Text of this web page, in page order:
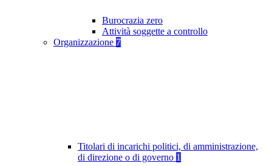
Burocrazia zero
Attività soggette a controllo
Organizzazione 7
Titolari di incarichi politici, di amministrazione,
di direzione o di governo 1